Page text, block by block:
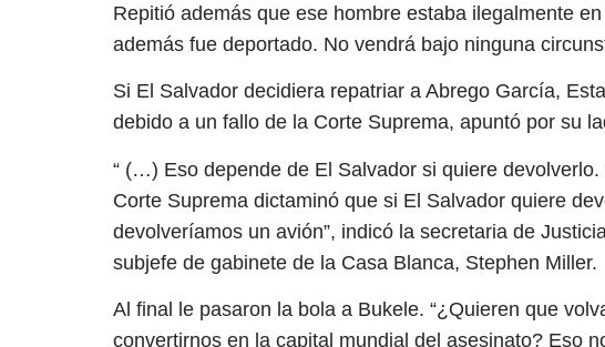
Repitió además que ese hombre estaba ilegalmente
además fue deportado. No vendrá bajo ninguna
Si El Salvador decidiera repatriar a Abrego García,
debido a un fallo de la Corte Suprema, apuntó por su
“ (…) Eso depende de El Salvador si quiere
Corte Suprema dictaminó que si El Salvador quiere
devolveríamos un avión”, indicó la secretaria de
subjefe de gabinete de la Casa Blanca, Stephen Miller.
Al final le pasaron la bola a Bukele. “¿Quieren que
convertirnos en la capital mundial del asesinato? Eso